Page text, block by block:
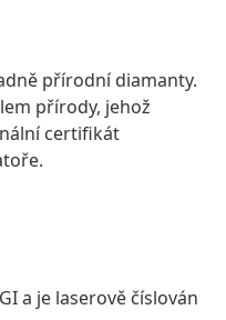
přírodní diamanty.
přírody, jehož
certifikát
a je laserově číslován